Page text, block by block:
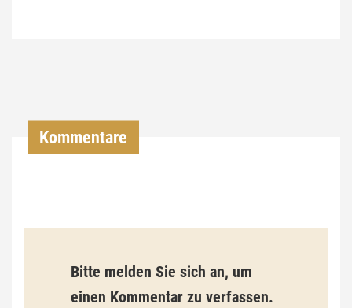
9
3
Kommentare
Bitte melden Sie sich an, um
einen Kommentar zu verfassen.